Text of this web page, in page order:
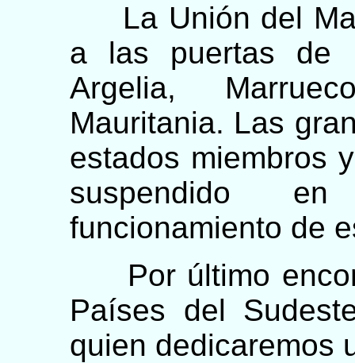
La Unión del
a las puertas de
Argelia,
Mauritania. Las
estados miembros
suspendido
funcionamiento de
Por último
Países del
quien dedicaremos